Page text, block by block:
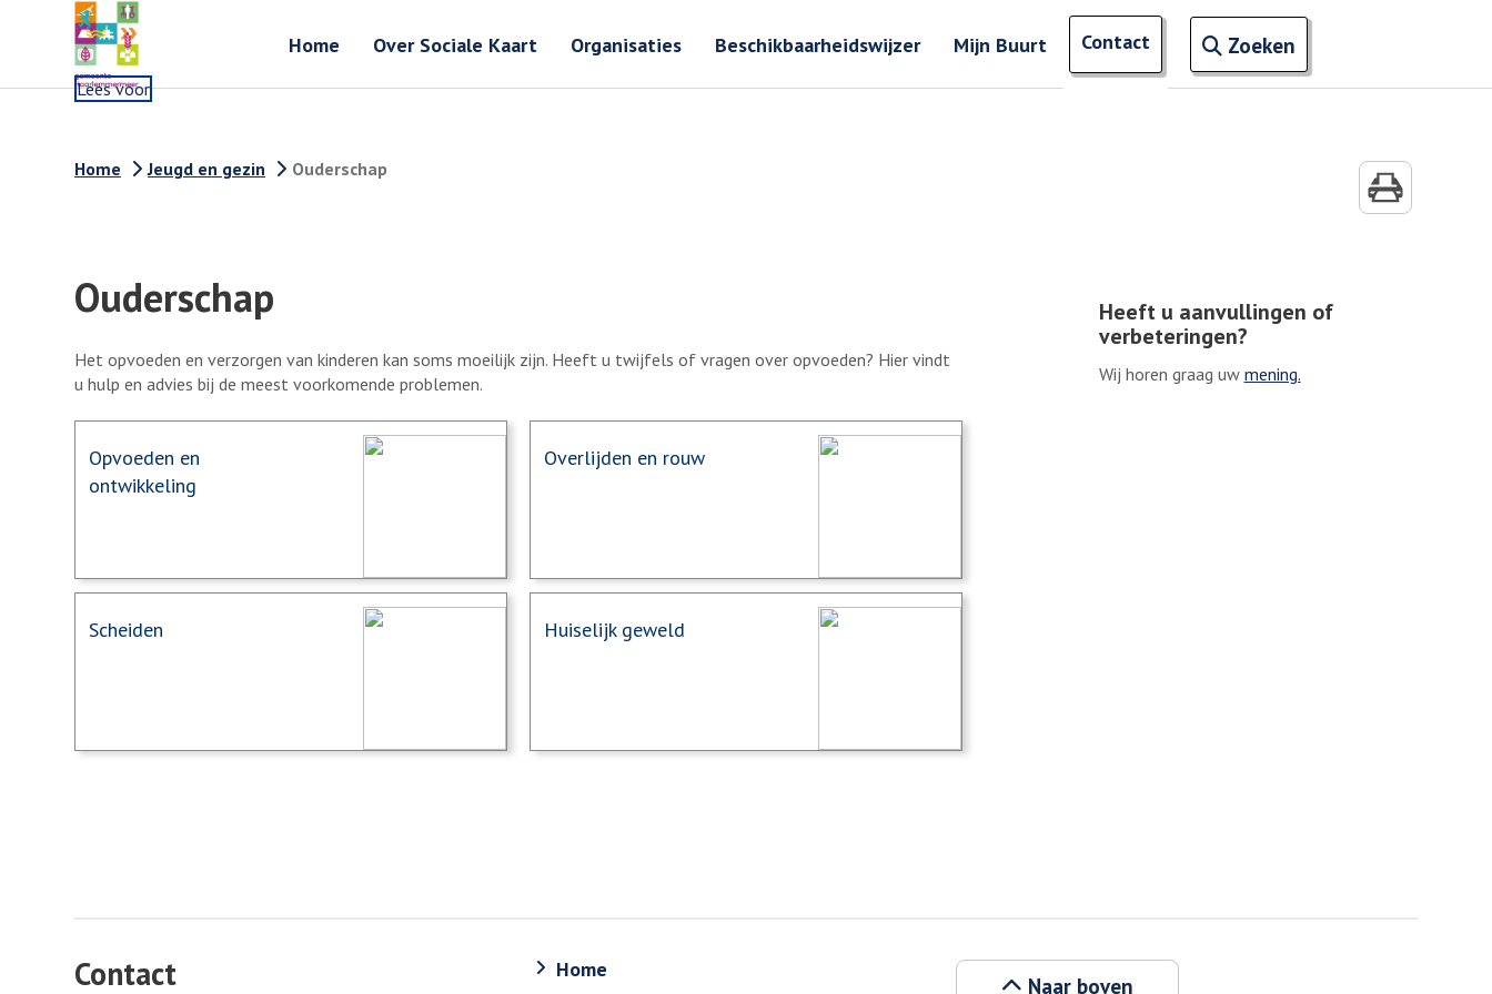
Home Over Sociale Kaart Organisaties Beschikbaarheidswijzer Mijn Buurt Contact ZoekenOpen zoekveld
Lees voor
Zoeken naar ingevoerde termen
Home Jeugd en gezin Ouderschap
Ouderschap
Het opvoeden en verzorgen van kinderen kan soms moeilijk zijn. Heeft u twijfels of vragen over opvoeden? Hier vindt
u hulp en advies bij de meest voorkomende problemen.
Opvoeden en
ontwikkeling
Overlijden en rouw
Scheiden Huiselijk geweld
Heeft u aanvullingen of
verbeteringen?
Wij horen graag uw mening.
Contact Home
Naar boven